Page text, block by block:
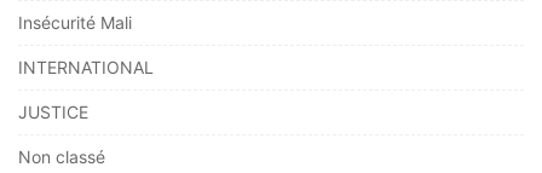
Insécurité Mali
INTERNATIONAL
JUSTICE
Non classé